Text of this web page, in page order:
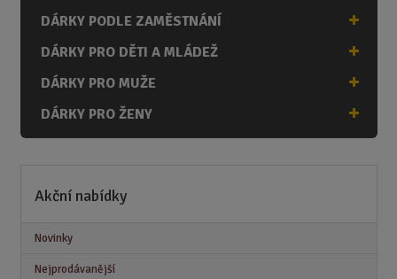
DÁRKY PODLE ZAMĚSTNÁNÍ
DÁRKY PRO DĚTI A MLÁDEŽ
DÁRKY PRO MUŽE
DÁRKY PRO ŽENY
Akční nabídky
Novinky
Nejprodávanější